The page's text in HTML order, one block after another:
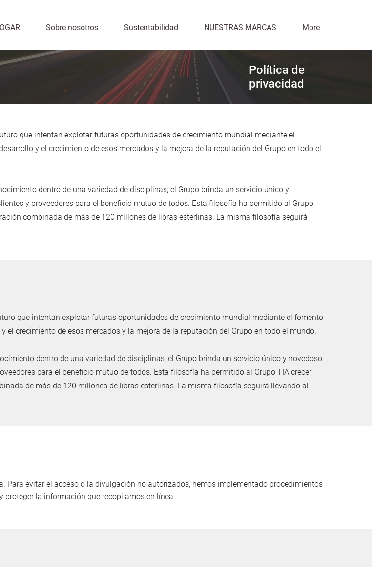
Sobre nosotros Sustentabilidad NUESTRAS MARCAS More
Política de
privacidad
que intentan explotar futuras oportunidades de crecimiento mundial mediante el
y el crecimiento de esos mercados y la mejora de la reputación del Grupo en todo el
dentro de una variedad de disciplinas, el Grupo brinda un servicio único y
y proveedores para el beneficio mutuo de todos. Esta filosofía ha permitido al Grupo
combinada de más de 120 millones de libras esterlinas. La misma filosofía seguirá
que intentan explotar futuras oportunidades de crecimiento mundial mediante el fomento
crecimiento de esos mercados y la mejora de la reputación del Grupo en todo el mundo.
dentro de una variedad de disciplinas, el Grupo brinda un servicio único y novedoso
para el beneficio mutuo de todos. Esta filosofía ha permitido al Grupo TIA crecer
de más de 120 millones de libras esterlinas. La misma filosofía seguirá llevando al
Para evitar el acceso o la divulgación no autorizados, hemos implementado procedimientos
la información que recopilamos en línea.